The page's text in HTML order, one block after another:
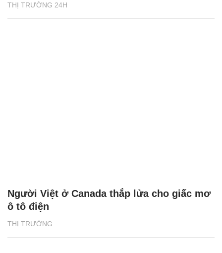
THỊ TRƯỜNG 24H
THỊ TRƯỜNG
Người Việt ở Canada thắp lửa cho giấc mơ
ô tô điện